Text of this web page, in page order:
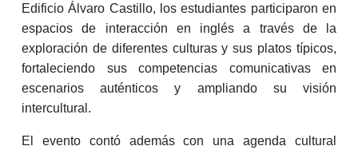
Edificio Álvaro Castillo, los estudiantes participaron en
espacios de interacción en inglés a través de la
exploración de diferentes culturas y sus platos típicos,
fortaleciendo sus competencias comunicativas en
escenarios auténticos y ampliando su visión
intercultural.
El evento contó además con una agenda cultural